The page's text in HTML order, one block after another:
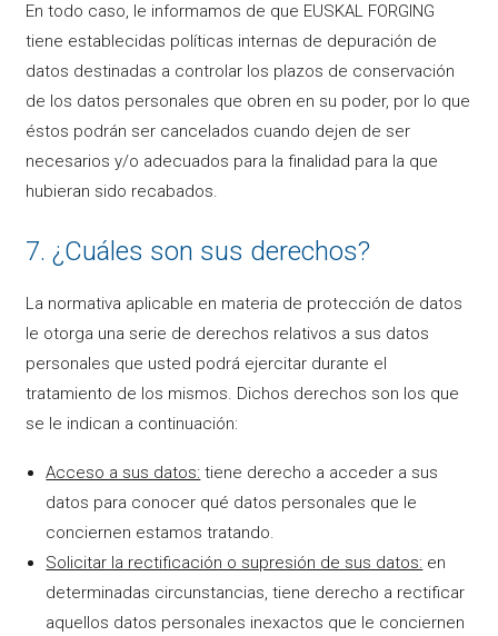
En todo caso, le informamos de que EUSKAL FORGING
tiene establecidas políticas internas de depuración de
datos destinadas a controlar los plazos de conservación
de los datos personales que obren en su poder, por lo que
éstos podrán ser cancelados cuando dejen de ser
necesarios y/o adecuados para la finalidad para la que
hubieran sido recabados.
7. ¿Cuáles son sus derechos?
La normativa aplicable en materia de protección de datos
le otorga una serie de derechos relativos a sus datos
personales que usted podrá ejercitar durante el
tratamiento de los mismos. Dichos derechos son los que
se le indican a continuación:
Acceso a sus datos: tiene derecho a acceder a sus
datos para conocer qué datos personales que le
conciernen estamos tratando.
Solicitar la rectificación o supresión de sus datos: en
determinadas circunstancias, tiene derecho a rectificar
aquellos datos personales inexactos que le conciernen